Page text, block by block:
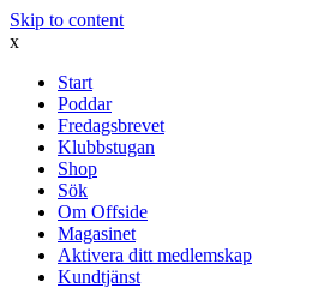
Skip to content
x
Start
Poddar
Fredagsbrevet
Klubbstugan
Shop
Sök
Om Offside
Magasinet
Aktivera ditt medlemskap
Kundtjänst